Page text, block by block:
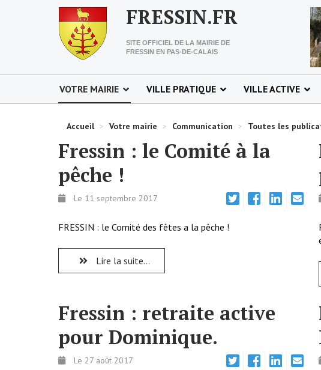
FRESSIN.FR
SITE OFFICIEL DE LA MAIRIE DE
FRESSIN EN PAS-DE-CALAIS
VOTRE MAIRIE VILLE PRATIQUE VILLE ACTIVE
Accueil > Votre mairie > Communication > Toutes les
Fressin : le Comité à la
pêche !
Le 11 septembre 2017
FRESSIN : le Comité des fêtes a la pêche !
Lire la suite...
Fressin : retraite active
pour Dominique.
Le 27 août 2017